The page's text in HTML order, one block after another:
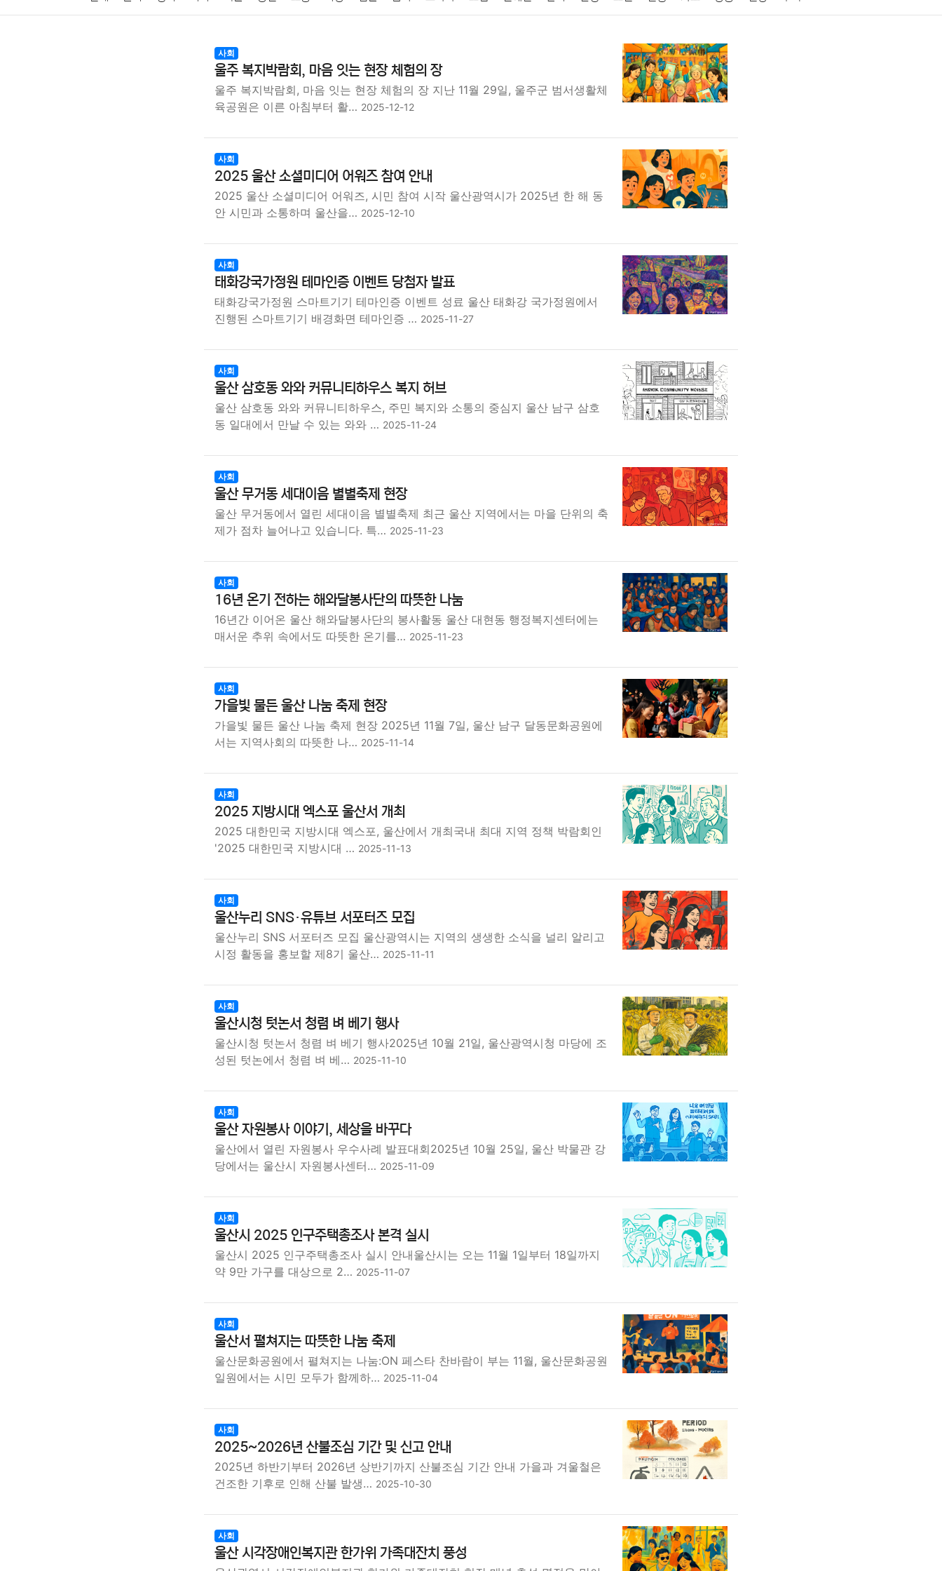
기술 종교 사회 정치 건강 의료 의학 교육 교통 생활 기타
사회
울주 복지박람회, 마음 잇는 현장 체험의 장
울주 복지박람회, 마음 잇는 현장 체험의 장 지난 11월 29일, 울주군 범서생활체
육공원은 이른 아침부터 활… 2025-12-12
사회
2025 울산 소셜미디어 어워즈 참여 안내
2025 울산 소셜미디어 어워즈, 시민 참여 시작 울산광역시가 2025년 한 해 동
안 시민과 소통하며 울산을… 2025-12-10
사회
태화강국가정원 테마인증 이벤트 당첨자 발표
태화강국가정원 스마트기기 테마인증 이벤트 성료 울산 태화강 국가정원에서
진행된 스마트기기 배경화면 테마인증 … 2025-11-27
사회
울산 삼호동 와와 커뮤니티하우스 복지 허브
울산 삼호동 와와 커뮤니티하우스, 주민 복지와 소통의 중심지 울산 남구 삼호
동 일대에서 만날 수 있는 와와 … 2025-11-24
사회
울산 무거동 세대이음 별별축제 현장
울산 무거동에서 열린 세대이음 별별축제 최근 울산 지역에서는 마을 단위의 축
제가 점차 늘어나고 있습니다. 특… 2025-11-23
사회
16년 온기 전하는 해와달봉사단의 따뜻한 나눔
16년간 이어온 울산 해와달봉사단의 봉사활동 울산 대현동 행정복지센터에는
매서운 추위 속에서도 따뜻한 온기를… 2025-11-23
사회
가을빛 물든 울산 나눔 축제 현장
가을빛 물든 울산 나눔 축제 현장 2025년 11월 7일, 울산 남구 달동문화공원에
서는 지역사회의 따뜻한 나… 2025-11-14
사회
2025 지방시대 엑스포 울산서 개최
2025 대한민국 지방시대 엑스포, 울산에서 개최국내 최대 지역 정책 박람회인
'2025 대한민국 지방시대 … 2025-11-13
사회
울산누리 SNS·유튜브 서포터즈 모집
울산누리 SNS 서포터즈 모집 울산광역시는 지역의 생생한 소식을 널리 알리고
시정 활동을 홍보할 제8기 울산… 2025-11-11
사회
울산시청 텃논서 청렴 벼 베기 행사
울산시청 텃논서 청렴 벼 베기 행사2025년 10월 21일, 울산광역시청 마당에 조
성된 텃논에서 청렴 벼 베… 2025-11-10
사회
울산 자원봉사 이야기, 세상을 바꾸다
울산에서 열린 자원봉사 우수사례 발표대회2025년 10월 25일, 울산 박물관 강
당에서는 울산시 자원봉사센터… 2025-11-09
사회
울산시 2025 인구주택총조사 본격 실시
울산시 2025 인구주택총조사 실시 안내울산시는 오는 11월 1일부터 18일까지
약 9만 가구를 대상으로 2… 2025-11-07
사회
울산서 펼쳐지는 따뜻한 나눔 축제
울산문화공원에서 펼쳐지는 나눔:ON 페스타 찬바람이 부는 11월, 울산문화공원
일원에서는 시민 모두가 함께하… 2025-11-04
사회
2025~2026년 산불조심 기간 및 신고 안내
2025년 하반기부터 2026년 상반기까지 산불조심 기간 안내 가을과 겨울철은
건조한 기후로 인해 산불 발생… 2025-10-30
사회
울산 시각장애인복지관 한가위 가족대잔치 풍성